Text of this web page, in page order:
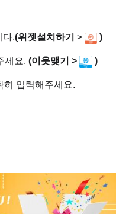
다.(위젯설치하기 > )
세요. (이웃맺기 > )
히 입력해주세요.